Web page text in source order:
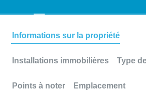
Informations sur la propriété
Installations immobilières Type
Points à noter Emplacement